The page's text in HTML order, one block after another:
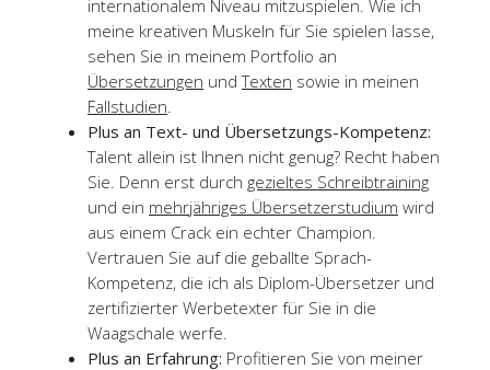
internationalem Niveau mitzuspielen. Wie ich
meine kreativen Muskeln für Sie spielen lasse,
sehen Sie in meinem Portfolio an
Übersetzungen undTexten sowie in meinen
Fallstudien
Plus an Text- und Übersetzungs-Kompetenz:
Talent allein ist Ihnen nicht genug? Recht haben
Sie. Denn erst durch gezieltes Schreibtraining
und ein mehrjähriges Übersetzerstudium wird
aus einem Crack ein echter Champion.
Vertrauen Sie auf die geballte Sprach-
Kompetenz, die ich als Diplom-Übersetzer und
zertifizierter Werbetexter für Sie in die
Waagschale werfe.
Plus an Erfahrung: Profitieren Sie von meiner